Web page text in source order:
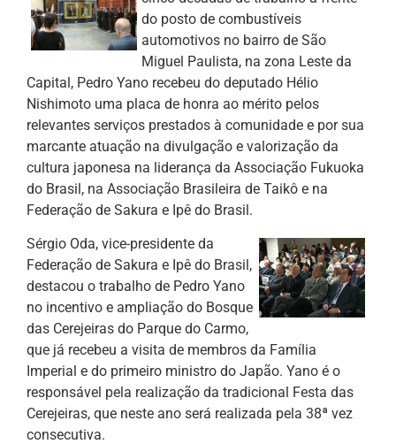
do posto de combustíveis
automotivos no bairro de São
Miguel Paulista, na zona Leste da
Capital, Pedro Yano recebeu do deputado Hélio
Nishimoto uma placa de honra ao mérito pelos
relevantes serviços prestados à comunidade e por sua
marcante atuação na divulgação e valorização da
cultura japonesa na liderança da Associação Fukuoka
do Brasil, na Associação Brasileira de Taikô e na
Federação de Sakura e Ipê do Brasil.
Sérgio Oda, vice-presidente da
Federação de Sakura e Ipê do Brasil,
destacou o trabalho de Pedro Yano
no incentivo e ampliação do Bosque
das Cerejeiras do Parque do Carmo,
que já recebeu a visita de membros da Família
Imperial e do primeiro ministro do Japão. Yano é o
responsável pela realização da tradicional Festa das
Cerejeiras, que neste ano será realizada pela 38ª vez
consecutiva.